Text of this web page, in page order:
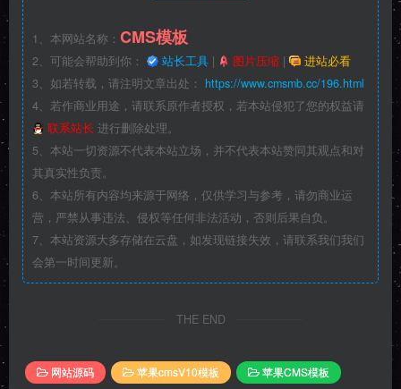
1、本网站名称： CMS模板
2、可能会帮助到你： 站长工具 | 图片压缩 |
进站必看
3、如若转载，请注明文章出处： https://www.cmsmb.cc/196.html
4、若作商业用途，请联系原作者授权，若本站侵犯了您的权益请
联系站长 进行删除处理。
5、本站一切资源不代表本站立场，并不代表本站赞同其观点和对
其真实性负责。
6、本站所有内容均来源于网络，仅供学习与参考，请勿商业运
营，严禁从事违法、侵权等任何非法活动，否则后果自负。
7、本站资源大多存储在云盘，如发现链接失效，请联系我们我们
会第一时间更新。
THE END
网站源码 苹果cmsV10模板 苹果CMS模板